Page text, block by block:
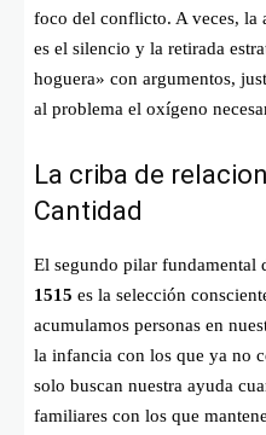
foco del conflicto. A veces, la
es el silencio y la retirada
hoguera» con argumentos,
al problema el oxígeno
La criba de
Cantidad
El segundo pilar fundamental
1515 es la selección
acumulamos personas en
la infancia con los que ya no
solo buscan nuestra ayuda
familiares con los que